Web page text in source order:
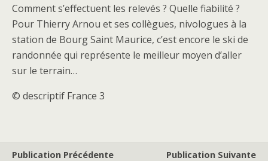
Comment s’effectuent les relevés ? Quelle fiabilité ?
Pour Thierry Arnou et ses collègues, nivologues à la
station de Bourg Saint Maurice, c’est encore le ski de
randonnée qui représente le meilleur moyen d’aller
sur le terrain…
© descriptif France 3
Publication Précédente
Publication Suivante